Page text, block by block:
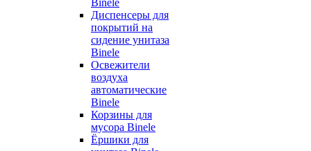
Binele
Диспенсеры для
покрытий на
сидение унитаза
Binele
Освежители
воздуха
автоматические
Binele
Корзины для
мусора Binele
Ёршики для